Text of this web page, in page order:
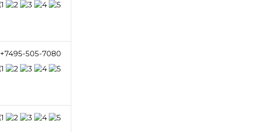
+7495-505-7080